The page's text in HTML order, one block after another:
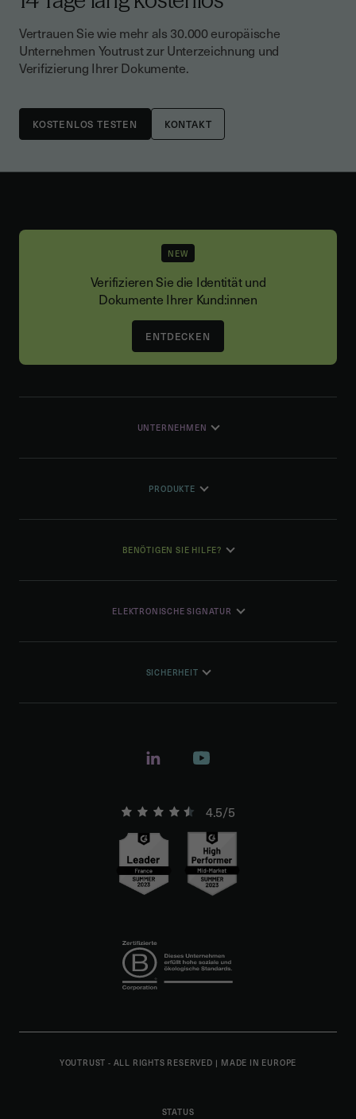
Vertrauen Sie wie mehr als 30.000 europäische
Unternehmen Youtrust zur Unterzeichnung und
Verifizierung Ihrer Dokumente.
KONTAKT
NEW
Verifizieren Sie die Identität und
Dokumente Ihrer Kund:innen
ENTDECKEN
UNTERNEHMEN
PRODUKTE
BENÖTIGEN SIE HILFE?
ELEKTRONISCHE SIGNATUR
SICHERHEIT
4.5/5
YOUTRUST - ALL RIGHTS RESERVED | MADE IN EUROPE
STATUS